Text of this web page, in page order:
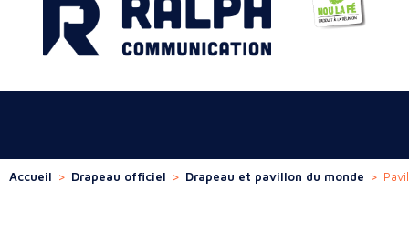
Accueil > Drapeau officiel > Drapeau et pavillon du monde >